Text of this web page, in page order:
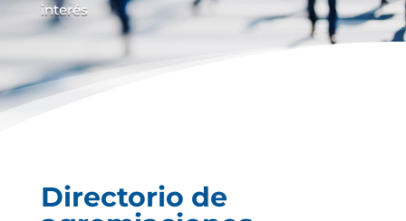
interés
Directorio de